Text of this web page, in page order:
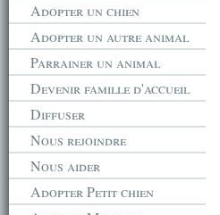
Adopter un chien
Adopter un autre animal
Parrainer un animal
Devenir famille d'accueil
Diffuser
Nous rejoindre
Nous aider
Adopter Petit chien